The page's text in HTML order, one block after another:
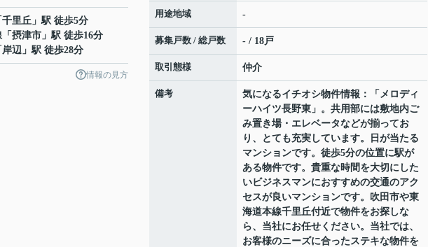
千里丘 」駅 徒歩5分
「 摂津市 」駅 徒歩16分
岸辺 」駅 徒歩28分
情報の見方
用途地域 -
募集戸数 / 総戸数 - / 18戸
取引態様 仲介
備考
気になるイチオシ物件情報：「メロディ
ーハイツ長野東」。共用部には敷地内ご
み置き場・エレベータなどが揃ってお
り、とても充実しています。日が当たる
マンションです。徒歩5分の位置に駅が
ある物件です。貴重な時間を大切にした
いビジネスマンにおすすめの交通のアク
セスが良いマンションです。吹田市や東
海道本線千里丘付近で物件をお探しな
ら、当社にお任せください。当社では、
お客様のニーズに合ったステキな物件を